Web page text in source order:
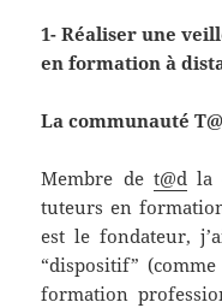
1- Réaliser une
en formation à
La communauté
Membre de t@d la
tuteurs en
est le fondateur,
“dispositif”
formation